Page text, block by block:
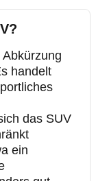
handelt
das SUV
ein